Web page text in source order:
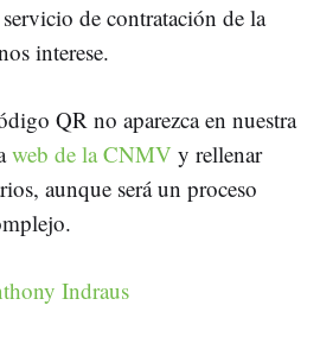
de contratación de la
interese.
QR no aparezca en nuestra
web de la CNMV y rellenar
aunque será un proceso
Indraus